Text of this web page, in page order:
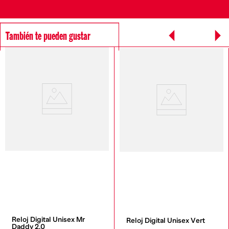
También te pueden gustar
Reloj Digital Unisex Mr
Daddy 2.0
Reloj Digital Unisex Vert